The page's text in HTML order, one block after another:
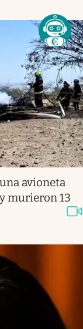
avioneta
murieron 13